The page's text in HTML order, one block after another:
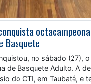
Basquete
no sábado (27),
de Basquete Adulto. A
do CTI, em Taubaté, e